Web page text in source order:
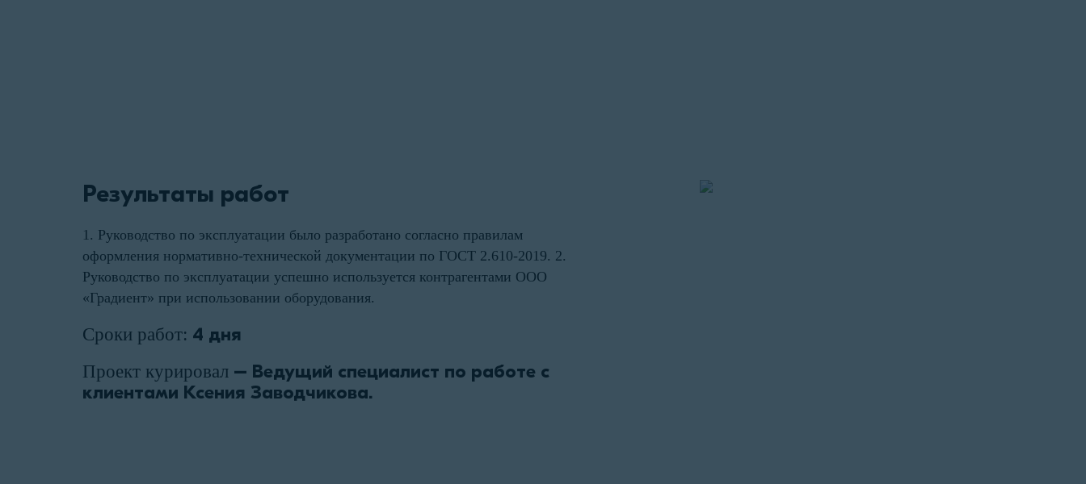
Результаты работ
1. Руководство по эксплуатации было разработано согласно правилам
оформления нормативно-технической документации по ГОСТ 2.610-2019. 2.
Руководство по эксплуатации успешно используется контрагентами ООО
«Градиент» при использовании оборудования.
Сроки работ: 4 дня
Проект курировал – Ведущий специалист по работе с
клиентами Ксения Заводчикова.